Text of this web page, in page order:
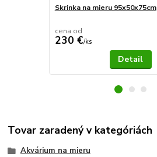
Skrinka na mieru 95x50x75cm
cena od
230 €/ks
Detail
Tovar zaradený v kategóriách
Akvárium na mieru